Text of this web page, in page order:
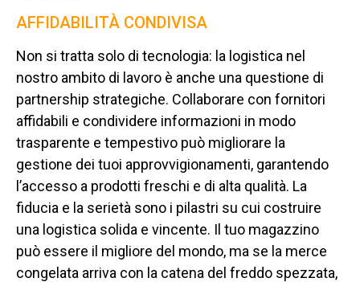
AFFIDABILITÀ CONDIVISA
Non si tratta solo di tecnologia: la logistica nel
nostro ambito di lavoro è anche una questione di
partnership strategiche. Collaborare con fornitori
affidabili e condividere informazioni in modo
trasparente e tempestivo può migliorare la
gestione dei tuoi approvvigionamenti, garantendo
l’accesso a prodotti freschi e di alta qualità. La
fiducia e la serietà sono i pilastri su cui costruire
una logistica solida e vincente. Il tuo magazzino
può essere il migliore del mondo, ma se la merce
congelata arriva con la catena del freddo spezzata,